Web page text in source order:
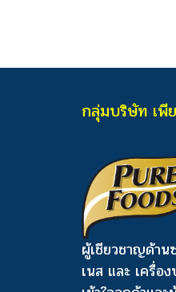
กลุ่มบริษัท เพี
ผู้เชียวชาญด้าน
เนส และ เครื่อ